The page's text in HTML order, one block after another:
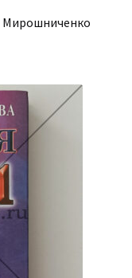
Мирошниченко